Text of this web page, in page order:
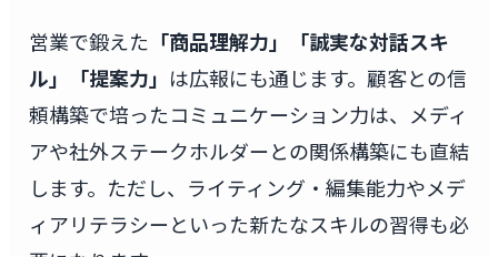
営業で鍛えた 「商品理解力」「誠実な対話スキ
ル」「提案力」 は広報にも通じます。顧客との信
頼構築で培ったコミュニケーション力は、メディ
アや社外ステークホルダーとの関係構築にも直結
します。ただし、ライティング・編集能力やメデ
ィアリテラシーといった新たなスキルの習得も必